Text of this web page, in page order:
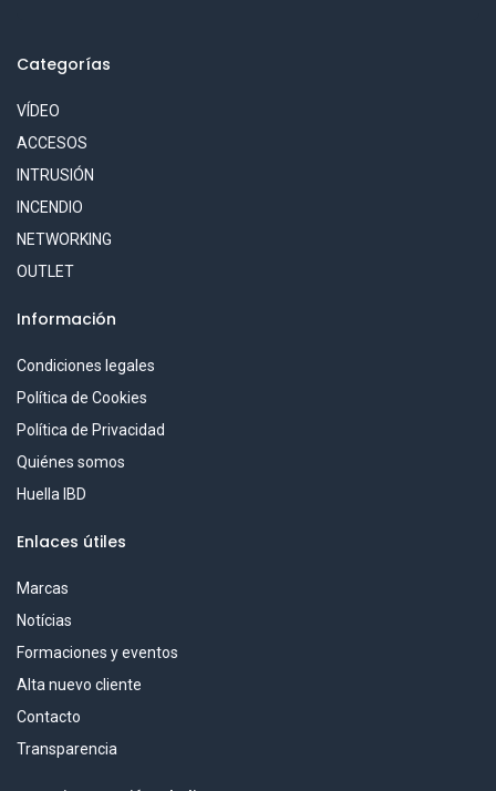
Categorías
VÍDEO
ACCESOS
INTRUSIÓN
INCENDIO
NETWORKING
OUTLET
Información
Condiciones legales
Política de Cookies
Política de Privacidad
Quiénes somos
Huella IBD
Enlaces útiles
Marcas
Notícias
Formaciones y eventos
Alta nuevo cliente
Contacto
Transparencia